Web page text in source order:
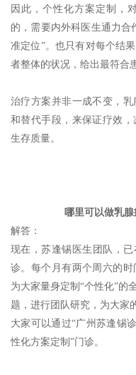
因此，个性化方案定制，
的，需要内外科医生通力合
准定位”。也只有对每个结
者整体的状况，给出最符合
治疗方案并非一成不变，
和替代手段，来保证疗效
生存质量。
哪里可以做乳
解答：
现在，苏逢锡医生团队，
诊。每个月有两个周六的时
为大家量身定制“个性化”的
题，进行团队研究，为大家
大家可以通过“广州苏逢锡
性化方案定制”门诊。